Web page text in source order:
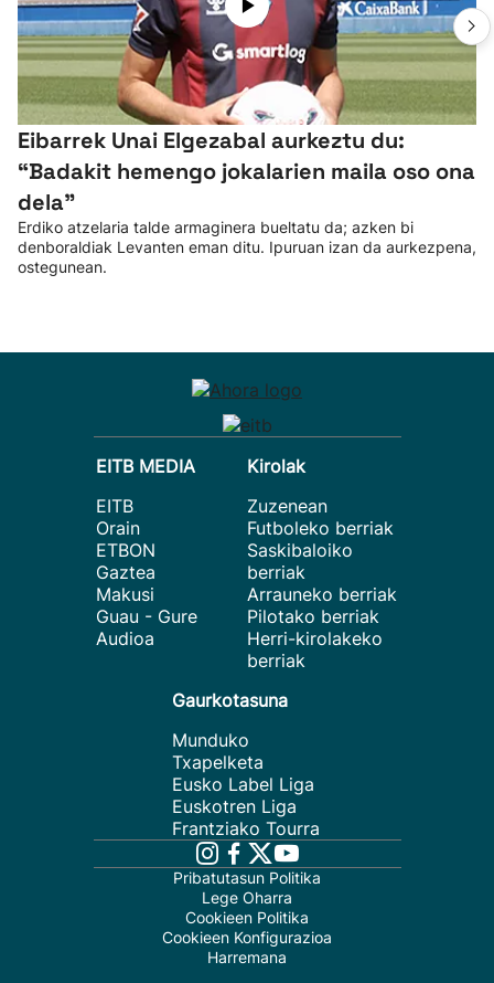
Eibarrek Unai Elgezabal aurkeztu du:
“Badakit hemengo jokalarien maila oso ona
dela”
Erdiko atzelaria talde armaginera bueltatu da; azken bi
denboraldiak Levanten eman ditu. Ipuruan izan da aurkezpena,
ostegunean.
EITB MEDIA
EITB
Orain
ETBON
Gaztea
Makusi
Guau - Gure
Audioa
Kirolak
Zuzenean
Futboleko berriak
Saskibaloiko
berriak
Arrauneko berriak
Pilotako berriak
Herri-kirolakeko
berriak
Gaurkotasuna
Munduko
Txapelketa
Eusko Label Liga
Euskotren Liga
Frantziako Tourra
Pribatutasun Politika
Lege Oharra
Cookieen Politika
Cookieen Konfigurazioa
Harremana